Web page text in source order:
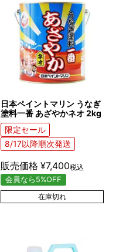
日本ペイントマリン うなぎ
塗料一番 あざやかネオ 2kg
限定セール
8/17以降順次発送
販売価格 ¥7,400税込
会員なら5%OFF
在庫切れ